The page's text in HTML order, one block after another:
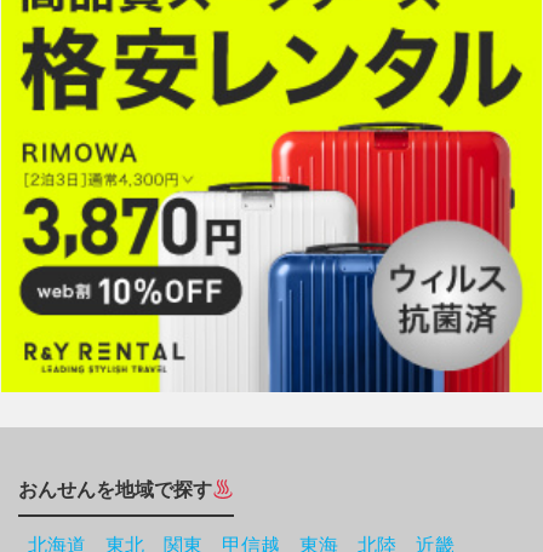
おんせんを地域で探す
北海道 東北 関東 甲信越 東海 北陸 近畿